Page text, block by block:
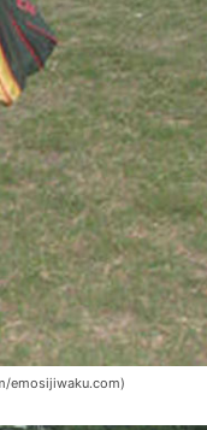
emosijiwaku.com)